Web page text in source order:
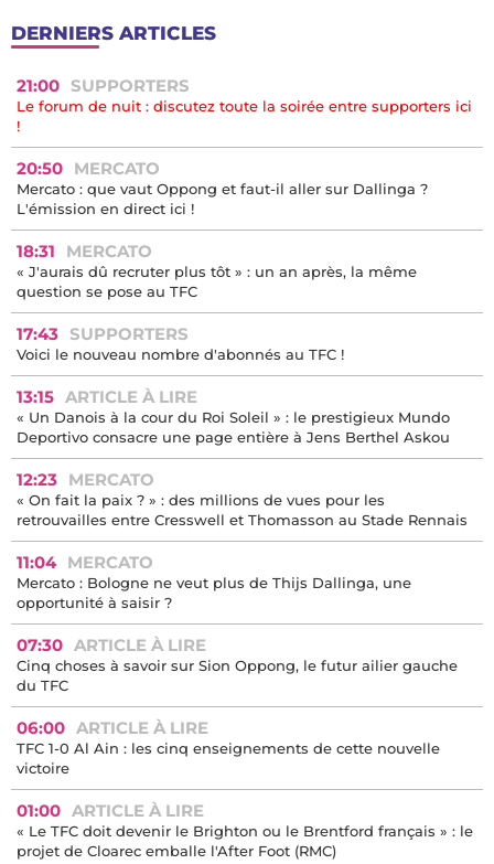
DERNIERS ARTICLES
21:00 SUPPORTERS
Le forum de nuit : discutez toute la soirée entre supporters ici
!
20:50 MERCATO
Mercato : que vaut Oppong et faut-il aller sur Dallinga ?
L'émission en direct ici !
18:31 MERCATO
« J'aurais dû recruter plus tôt » : un an après, la même
question se pose au TFC
17:43 SUPPORTERS
Voici le nouveau nombre d'abonnés au TFC !
13:15 ARTICLE À LIRE
« Un Danois à la cour du Roi Soleil » : le prestigieux Mundo
Deportivo consacre une page entière à Jens Berthel Askou
12:23 MERCATO
« On fait la paix ? » : des millions de vues pour les
retrouvailles entre Cresswell et Thomasson au Stade Rennais
11:04 MERCATO
Mercato : Bologne ne veut plus de Thijs Dallinga, une
opportunité à saisir ?
07:30 ARTICLE À LIRE
Cinq choses à savoir sur Sion Oppong, le futur ailier gauche
du TFC
06:00 ARTICLE À LIRE
TFC 1-0 Al Ain : les cinq enseignements de cette nouvelle
victoire
01:00 ARTICLE À LIRE
« Le TFC doit devenir le Brighton ou le Brentford français » : le
projet de Cloarec emballe l'After Foot (RMC)